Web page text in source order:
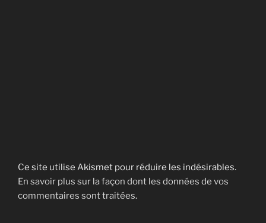
Ce site utilise Akismet pour réduire les indésirables.
En savoir plus sur la façon dont les données de vos
commentaires sont traitées.